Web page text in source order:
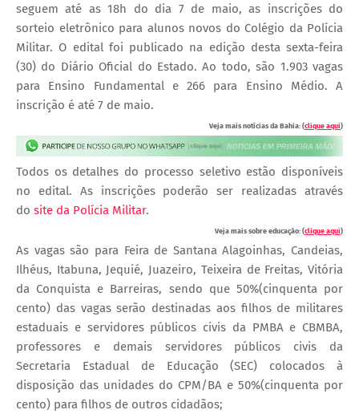
seguem até as 18h do dia 7 de maio, as inscrições do
sorteio eletrônico para alunos novos do Colégio da Polícia
Militar. O edital foi publicado na edição desta sexta-feira
(30) do Diário Oficial do Estado. Ao todo, são 1.903 vagas
para Ensino Fundamental e 266 para Ensino Médio. A
inscrição é até 7 de maio.
Veja mais notícias da Bahia: (clique aqui)
Todos os detalhes do processo seletivo estão disponíveis
no edital. As inscrições poderão ser realizadas através
do site da Polícia Militar.
Veja mais sobre educação: (clique aqui)
As vagas são para Feira de Santana Alagoinhas, Candeias,
Ilhéus, Itabuna, Jequié, Juazeiro, Teixeira de Freitas, Vitória
da Conquista e Barreiras, sendo que 50%(cinquenta por
cento) das vagas serão destinadas aos filhos de militares
estaduais e servidores públicos civis da PMBA e CBMBA,
professores e demais servidores públicos civis da
Secretaria Estadual de Educação (SEC) colocados à
disposição das unidades do CPM/BA e 50%(cinquenta por
cento) para filhos de outros cidadãos;